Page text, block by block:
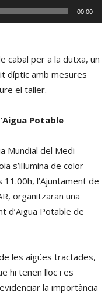
00:00
cabal per a la dutxa, un
díptic amb mesures
el taller.
Potable
Mundial del Medi
s’il·lumina de color
l’Ajuntament de
organitzaran una
d’Aigua Potable de
les aigües tractades,
hi tenen lloc i es
la importància